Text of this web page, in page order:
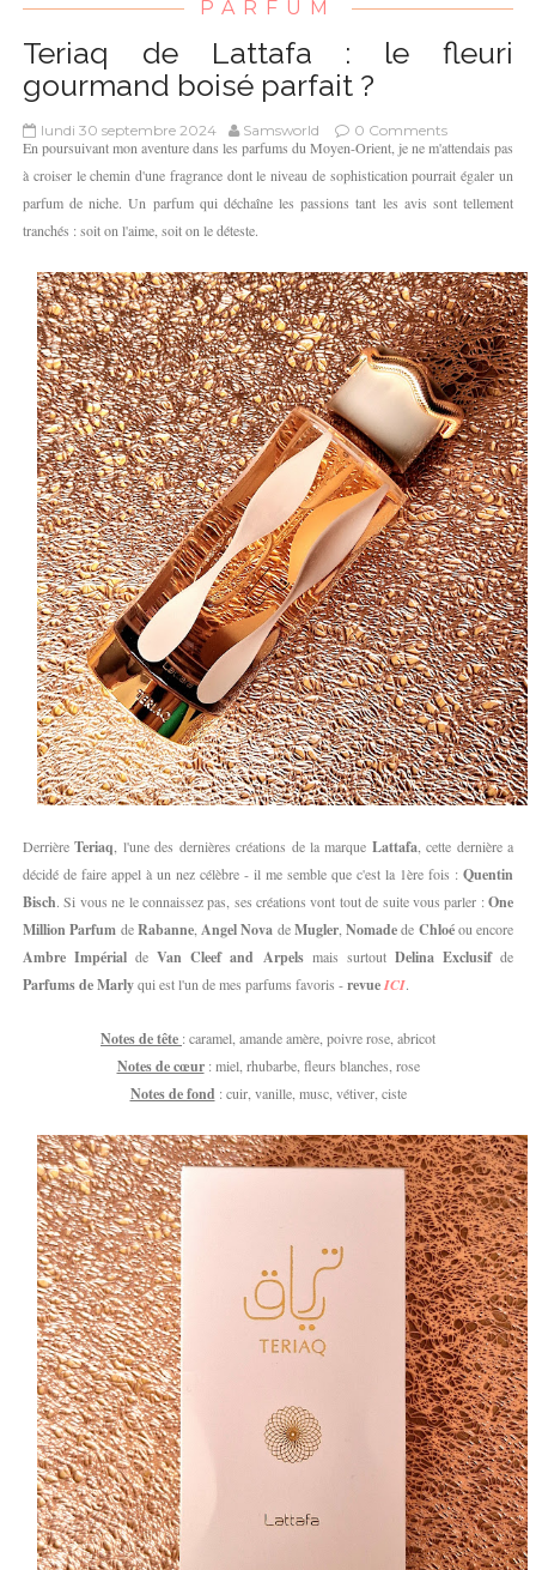
PARFUM
Teriaq de Lattafa : le fleuri
gourmand boisé parfait ?
lundi 30 septembre 2024 Samsworld 0 Comments
En poursuivant mon aventure dans les parfums du Moyen-Orient, je ne m'attendais pas
à croiser le chemin d'une fragrance dont le niveau de sophistication pourrait égaler un
parfum de niche. Un parfum qui déchaîne les passions tant les avis sont tellement
tranchés : soit on l'aime, soit on le déteste.
DerrièreTeriaq , l'une des dernières créations de la marque Lattafa , cette dernière a
décidé de faire appel à un nez célèbre - il me semble que c'est la 1ère fois : Quentin
Bisch. Si vous ne le connaissez pas, ses créations vont tout de suite vous parler : One
Million Parfum deRabanne, Angel Nova deMugler,Nomadede Chloéou encore
Ambre Impérial de Van Cleef and Arpels mais surtoutDelina Exclusifde
Parfums de Marlyqui est l'un de mes parfums favoris -revueICI.
Notes de tête : caramel, amande amère, poivre rose, abricot
Notes de cœur: miel, rhubarbe, fleurs blanches, rose
Notes de fond : cuir, vanille, musc, vétiver, ciste